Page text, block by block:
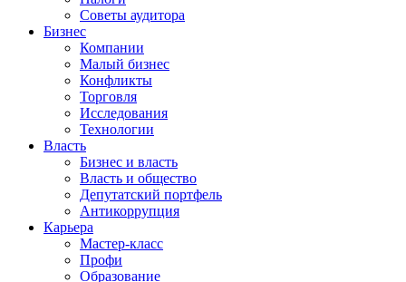
Советы аудитора
Бизнес
Компании
Малый бизнес
Конфликты
Торговля
Исследования
Технологии
Власть
Бизнес и власть
Власть и общество
Депутатский портфель
Антикоррупция
Карьера
Мастер-класс
Профи
Образование